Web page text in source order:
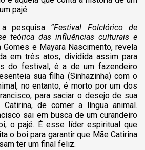
pajé.
pesquisa “Festival Folclórico de
teórica das influências culturais e
Gomes e Mayara Nascimento, revela
em três atos, dividida assim para
do festival, é a de um fazendeiro
sua filha (Sinhazinha) com o
no entanto, é morto por um dos
para saciar o desejo de sua
Catirina, de comer a língua animal.
sai em busca de um curandeiro
o pajé. É esse líder espiritual que
o boi para garantir que Mãe Catirina
ter um final feliz.